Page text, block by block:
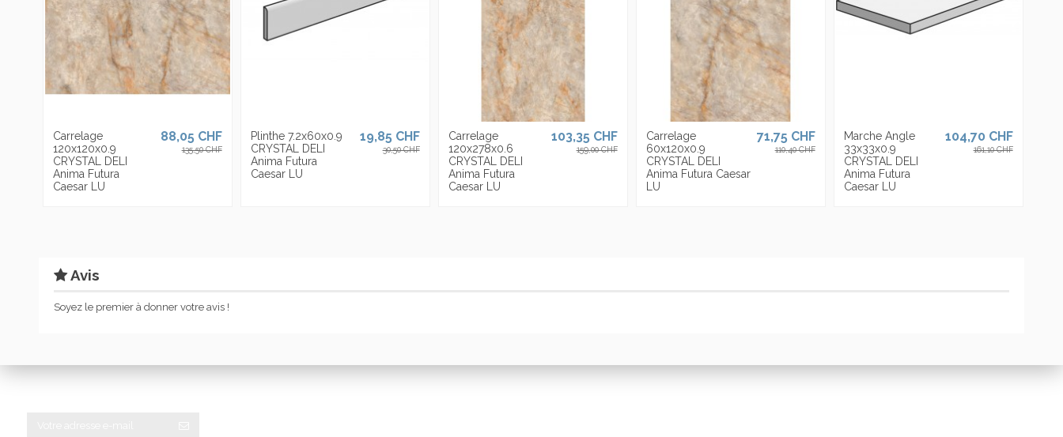
Carrelage
120x120x0.9
CRYSTAL DELI
Anima Futura
Caesar LU
88,05 CHF
135,50 CHF
Plinthe 7.2x60x0.9
CRYSTAL DELI
Anima Futura
Caesar LU
19,85 CHF
30,50 CHF
Carrelage
120x278x0.6
CRYSTAL DELI
Anima Futura
Caesar LU
103,35 CHF
159,00 CHF
Carrelage
60x120x0.9
CRYSTAL DELI
Anima Futura Caesar
LU
71,75 CHF
110,40 CHF
Marche Angle
33x33x0.9
CRYSTAL DELI
Anima Futura
Caesar LU
104,70 CHF
161,10 CHF
Avis
Soyez le premier à donner votre avis !